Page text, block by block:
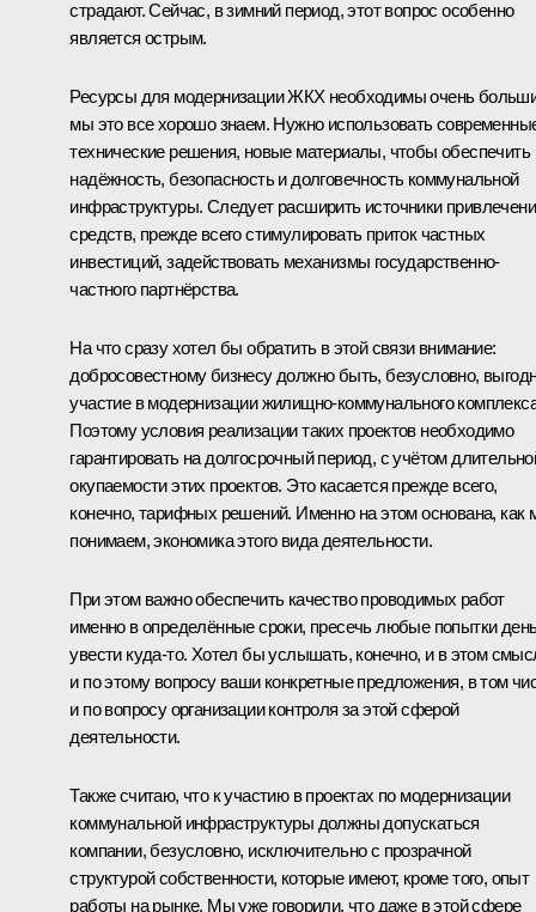
страдают. Сейчас, в зимний период, этот вопрос особенно
является острым.
Ресурсы для модернизации ЖКХ необходимы очень
мы это все хорошо знаем. Нужно использовать
технические решения, новые материалы, чтобы обеспечить
надёжность, безопасность и долговечность коммунальной
инфраструктуры. Следует расширить источники
средств, прежде всего стимулировать приток частных
инвестиций, задействовать механизмы государственно-
частного партнёрства.
На что сразу хотел бы обратить в этой связи внимание:
добросовестному бизнесу должно быть, безусловно,
участие в модернизации жилищно-коммунального
Поэтому условия реализации таких проектов необходимо
гарантировать на долгосрочный период, с учётом
окупаемости этих проектов. Это касается прежде всего,
конечно, тарифных решений. Именно на этом основана, как
понимаем, экономика этого вида деятельности.
При этом важно обеспечить качество проводимых работ
именно в определённые сроки, пресечь любые попытки
увести куда‑то. Хотел бы услышать, конечно, и в этом
и по этому вопросу ваши конкретные предложения, в том
и по вопросу организации контроля за этой сферой
деятельности.
Также считаю, что к участию в проектах по модернизации
коммунальной инфраструктуры должны допускаться
компании, безусловно, исключительно с прозрачной
структурой собственности, которые имеют, кроме того, опыт
работы на рынке. Мы уже говорили, что даже в этой сфере